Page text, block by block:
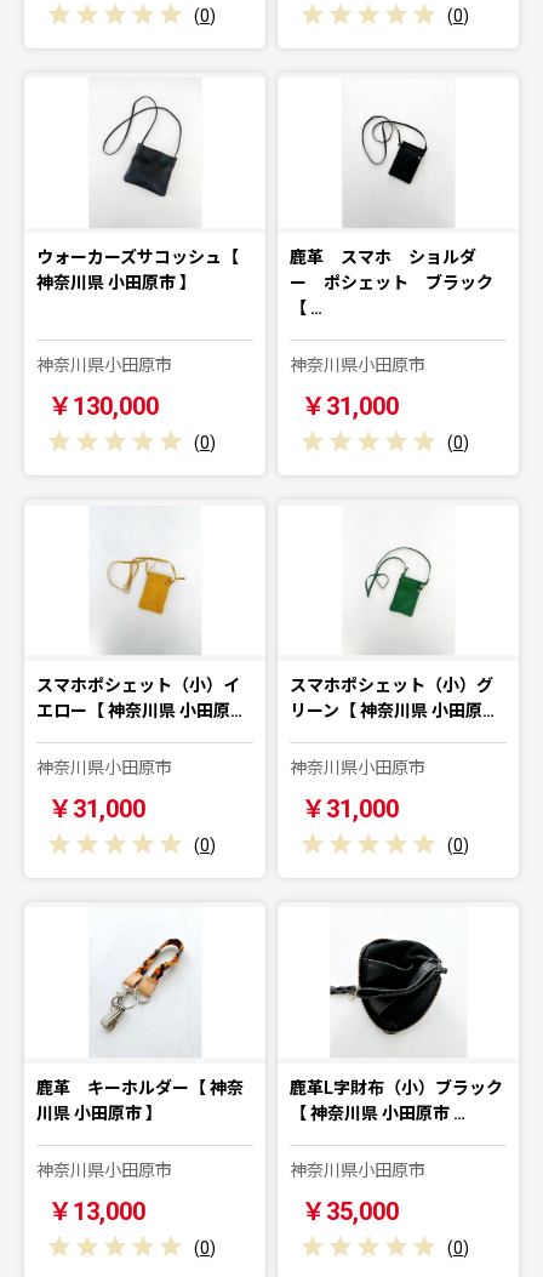
(0) (0)
ウォーカーズサコッシュ【
神奈川県 小田原市 】
神奈川県小田原市
￥130,000
(0)
鹿革 スマホ ショルダ
ー ポシェット ブラック
【 …
神奈川県小田原市
￥31,000
(0)
スマホポシェット（小）イ
エロー【 神奈川県 小田原…
神奈川県小田原市
￥31,000
(0)
スマホポシェット（小）グ
リーン【 神奈川県 小田原…
神奈川県小田原市
￥31,000
(0)
鹿革 キーホルダー【 神奈
川県 小田原市 】
神奈川県小田原市
￥13,000
(0)
鹿革L字財布（小）ブラック
【 神奈川県 小田原市 …
神奈川県小田原市
￥35,000
(0)